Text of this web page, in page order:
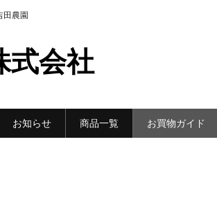
田農園
式会社
お知らせ 商品一覧 お買物ガイド